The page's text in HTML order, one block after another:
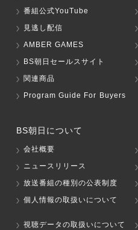
番組公式YouTube
見逃し配信
AMBER GAMES
BS朝日セールスサイト
関連商品
Program Guide For Buyers
BS朝日について
会社概要
ニュースリリース
放送番組の種別の公表制度
個人情報の取扱いについて
視聴データの取扱いについて